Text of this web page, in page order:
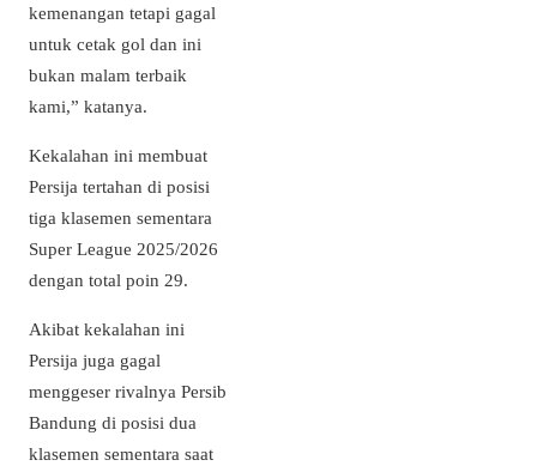
kemenangan tetapi gagal
untuk cetak gol dan ini
bukan malam terbaik
kami,” katanya.
Kekalahan ini membuat
Persija tertahan di posisi
tiga klasemen sementara
Super League 2025/2026
dengan total poin 29.
Akibat kekalahan ini
Persija juga gagal
menggeser rivalnya Persib
Bandung di posisi dua
klasemen sementara saat